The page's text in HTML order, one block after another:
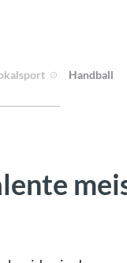
Handball